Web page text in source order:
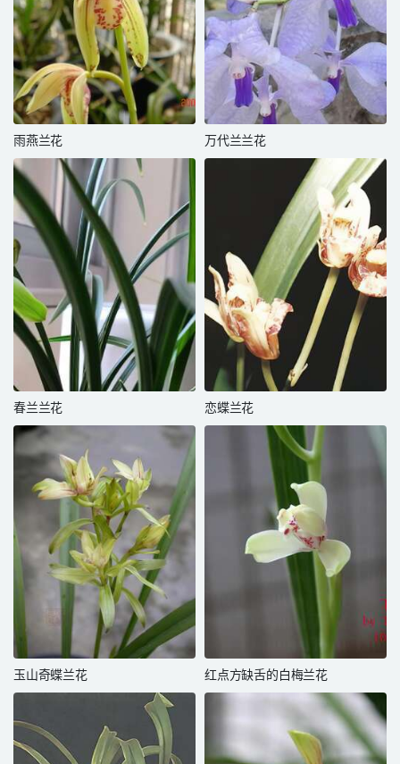
雨燕兰花 万代兰兰花
春兰兰花 恋蝶兰花
玉山奇蝶兰花 红点方缺舌的白梅兰花